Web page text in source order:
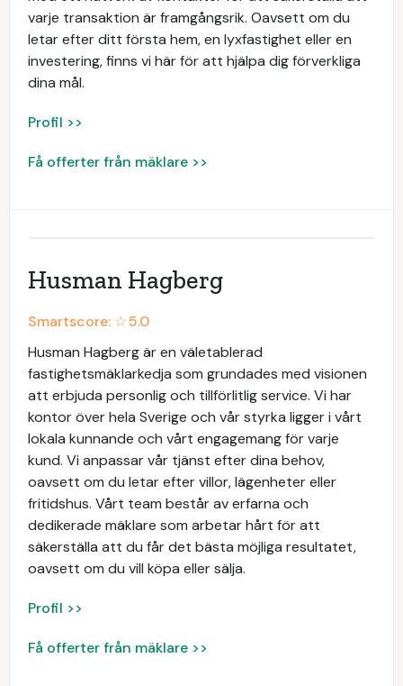
varje transaktion är framgångsrik. Oavsett om du
letar efter ditt första hem, en lyxfastighet eller en
investering, finns vi här för att hjälpa dig förverkliga
dina mål.
Profil >>
Få offerter från mäklare >>
Husman Hagberg
Smartscore: ☆5.0
Husman Hagberg är en väletablerad
fastighetsmäklarkedja som grundades med visionen
att erbjuda personlig och tillförlitlig service. Vi har
kontor över hela Sverige och vår styrka ligger i vårt
lokala kunnande och vårt engagemang för varje
kund. Vi anpassar vår tjänst efter dina behov,
oavsett om du letar efter villor, lägenheter eller
fritidshus. Vårt team består av erfarna och
dedikerade mäklare som arbetar hårt för att
säkerställa att du får det bästa möjliga resultatet,
oavsett om du vill köpa eller sälja.
Profil >>
Få offerter från mäklare >>